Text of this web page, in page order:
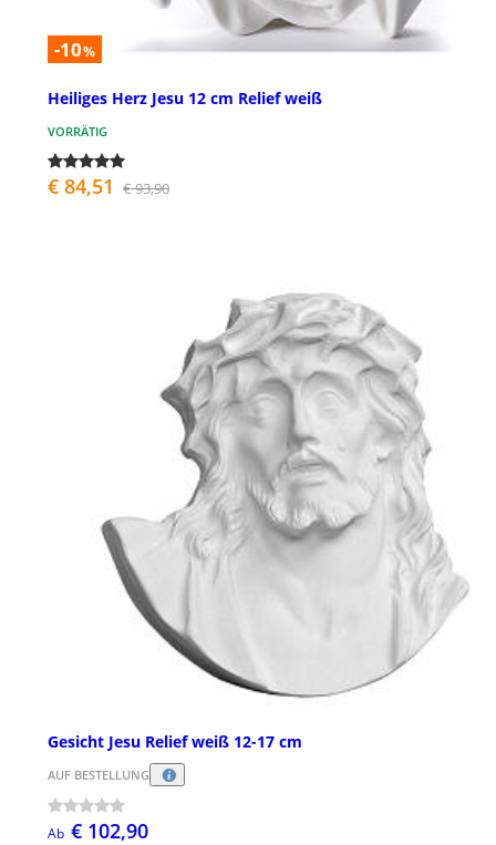
-10%
Heiliges Herz Jesu 12 cm Relief weiß
VORRÄTIG
€ 84,51 € 93,90
Gesicht Jesu Relief weiß 12-17 cm
AUF BESTELLUNG
Ab € 102,90